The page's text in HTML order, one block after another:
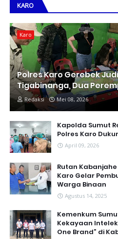
KARO
Karo
Polres Karo Gerebek
Tigabinanga, Dua
Redaksi Mei 08, 2026
Kapolda Sumut
Polres Karo
April 09, 2026
Rutan
Karo Gelar
Warga Binaan
Agustus 14, 2025
Kemenkum
Kekayaan
One Brand” di